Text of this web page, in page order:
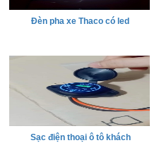
Đèn pha xe Thaco có led
Sạc điện thoại ô tô khách